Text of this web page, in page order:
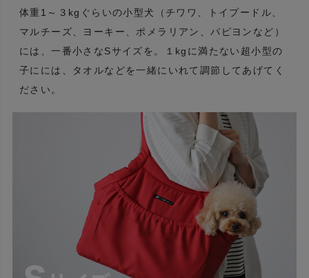
体重1～３kgぐらいの小型犬（チワワ、トイプードル、
マルチーズ、ヨーキー、ポメラリアン、パピヨンなど）
には、一番小さなSサイズを。１kgに満たない超小型の
子にには、タオルなどを一緒にいれて調節してあげてく
ださい。